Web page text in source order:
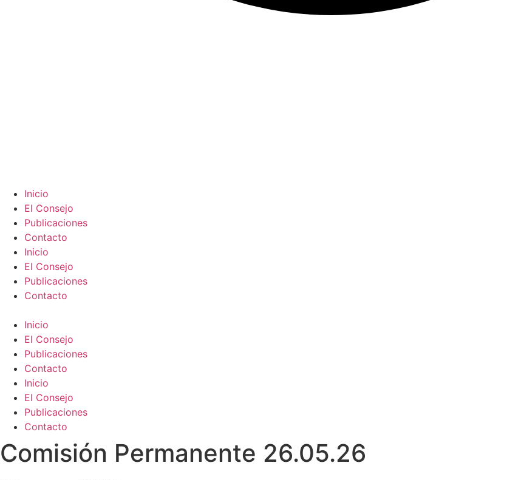
Inicio
El Consejo
Publicaciones
Contacto
Inicio
El Consejo
Publicaciones
Contacto
Inicio
El Consejo
Publicaciones
Contacto
Inicio
El Consejo
Publicaciones
Contacto
Comisión Permanente 26.05.26